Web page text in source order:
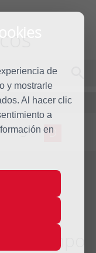
de
y mostrarle
Al hacer clic
a
en
S D
tiempo